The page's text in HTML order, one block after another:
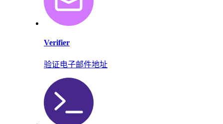
Verifier
验证电子邮件地址